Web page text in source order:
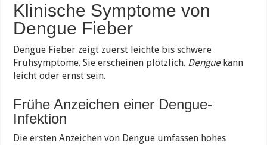
Klinische Symptome von
Dengue Fieber
Dengue Fieber zeigt zuerst leichte bis schwere
Frühsymptome. Sie erscheinen plötzlich. Denguekann
leicht oder ernst sein.
Frühe Anzeichen einer Dengue-
Infektion
Die ersten Anzeichen von Dengue umfassen hohes